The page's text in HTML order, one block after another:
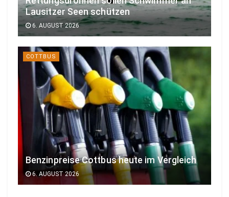
Lausitzer Seen schützen
6. AUGUST 2026
COTTBUS
Benzinpreise Cottbus heute im Vergleich
6. AUGUST 2026